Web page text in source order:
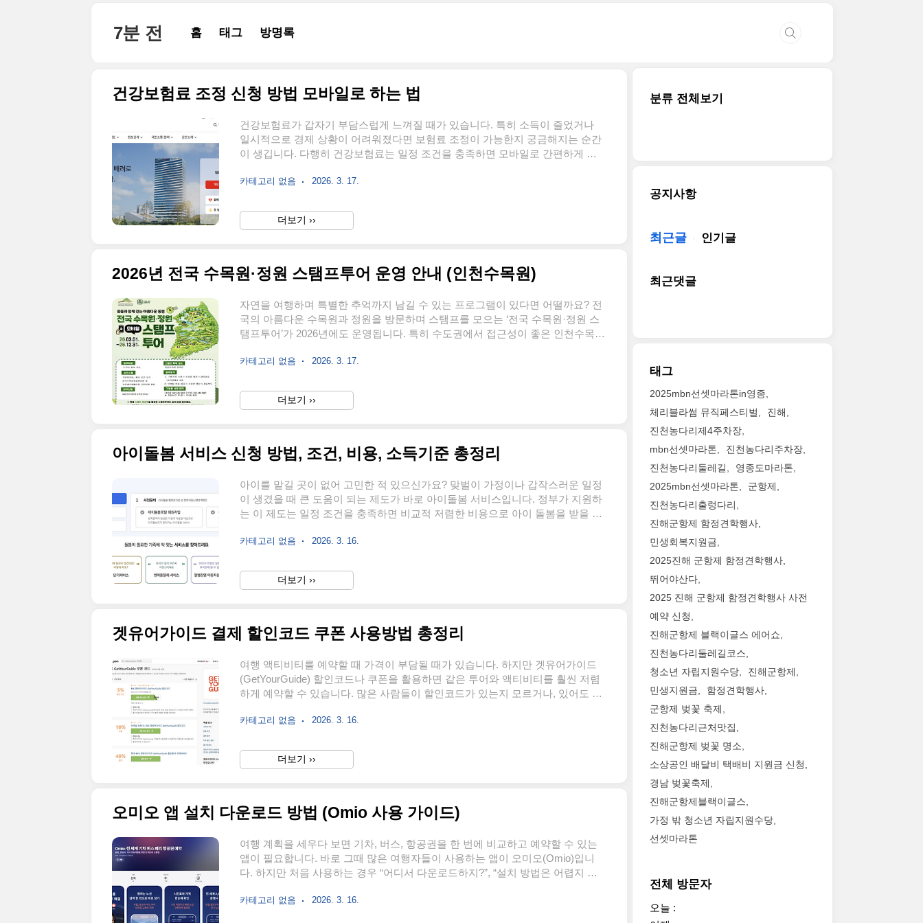
7분 전 홈 태그 방명록
건강보험료 조정 신청 방법 모바일로 하는 법
건강보험료가 갑자기 부담스럽게 느껴질 때가 있습니다. 특히 소득이 줄었거나
일시적으로 경제 상황이 어려워졌다면 보험료 조정이 가능한지 궁금해지는 순간
이 생깁니다. 다행히 건강보험료는 일정 조건을 충족하면 모바일로 간편하게 조
가능하다는 사실, 알고 계셨나요? 지금부터 건강보험료 조정 신청을 모바일로 하
강보험료 조정 신청이란건강보험료 조정 신청은 현재 소득이나 재산 상황이 기존
보험료 산정 기준보다 낮아졌을 때 보험료를 재산정해 달라고 요청하는 제도입니
카테고리 없음 2026. 3. 17.
더보기 ››
2026년 전국 수목원·정원 스탬프투어 운영 안내 (인천수목원)
자연을 여행하며 특별한 추억까지 남길 수 있는 프로그램이 있다면 어떨까요? 전
국의 아름다운 수목원과 정원을 방문하며 스탬프를 모으는 ‘전국 수목원·정원 스
탬프투어’가 2026년에도 운영됩니다. 특히 수도권에서 접근성이 좋은 인천수목원
그리고 소소한 수집의 재미까지 함께 누릴 수 있는 이 프로그램의 운영 내용과 참
투어란전국 수목원·정원 스탬프투어는 국내 주요 수목원과 정원을 방문하면서 스
탬프를 모으는 체험형 관광 프로그램입니다. 자연환경 보호와 정원문화 확산을
카테고리 없음 2026. 3. 17.
더보기 ››
아이돌봄 서비스 신청 방법, 조건, 비용, 소득기준 총정리
아이를 맡길 곳이 없어 고민한 적 있으신가요? 맞벌이 가정이나 갑작스러운 일정
이 생겼을 때 큰 도움이 되는 제도가 바로 아이돌봄 서비스입니다. 정부가 지원하
는 이 제도는 일정 조건을 충족하면 비교적 저렴한 비용으로 아이 돌봄을 받을 수
어떻게 되는지 정확히 모르는 경우가 많습니다. 이 글에서는 아이돌봄 서비스의
습니다. 👉 서비스 신청 아이돌봄 서비스란 무엇인가아이돌봄 서비스는 정부가
지원하는 가정 방문 돌봄 서비스입니다. 전문 교육을 받은 아이돌보미가 가정으
카테고리 없음 2026. 3. 16.
더보기 ››
겟유어가이드 결제 할인코드 쿠폰 사용방법 총정리
여행 액티비티를 예약할 때 가격이 부담될 때가 있습니다. 하지만 겟유어가이드
(GetYourGuide) 할인코드나 쿠폰을 활용하면 같은 투어와 액티비티를 훨씬 저렴
하게 예약할 수 있습니다. 많은 사람들이 할인코드가 있는지 모르거나, 있어도 어
가이드에서 할인코드와 쿠폰을 적용하는 방법부터 실제 결제 과정까지 누구나 쉽
드란 무엇인가겟유어가이드 할인코드는 예약 결제 단계에서 입력하면 총 결제 금
액에서 일정 금액 또는 일정 비율을 할인받을 수 있는 프로모션 코드입니다.일반
카테고리 없음 2026. 3. 16.
더보기 ››
오미오 앱 설치 다운로드 방법 (Omio 사용 가이드)
여행 계획을 세우다 보면 기차, 버스, 항공권을 한 번에 비교하고 예약할 수 있는
앱이 필요합니다. 바로 그때 많은 여행자들이 사용하는 앱이 오미오(Omio)입니
다. 하지만 처음 사용하는 경우 “어디서 다운로드하지?”, “설치 방법은 어렵지 않
법부터 기본 사용 준비까지 누구나 쉽게 따라 할 수 있도록 정리했습니다. 👉 앱
카테고리 없음 2026. 3. 16.
분류 전체보기
공지사항
최근글 인기글
최근댓글
태그
2025mbn선셋마라톤in영종
체리블라썸 뮤직페스티벌
진해
진천농다리제4주차장
mbn선셋마라톤
진천농다리주차장
진천농다리둘레길
영종도마라톤
2025mbn선셋마라톤
군항제
진천농다리출렁다리
진해군항제 함정견학행사
민생회복지원금
2025진해 군항제 함정견학행사
뛰어야산다
2025 진해 군항제 함정견학행사 사전
예약 신청
진해군항제 블랙이글스 에어쇼
진천농다리둘레길코스
청소년 자립지원수당
진해군항제
민생지원금
함정견학행사
군항제 벚꽃 축제
진천농다리근처맛집
진해군항제 벚꽃 명소
소상공인 배달비 택배비 지원금 신청
경남 벚꽃축제
진해군항제블랙이글스
가정 밖 청소년 자립지원수당
선셋마라톤
전체 방문자
오늘 :